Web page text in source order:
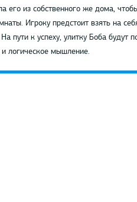
его из собственного же дома,
Игроку предстоит взять на
пути к успеху, улитку Боба будут
логическое мышление.